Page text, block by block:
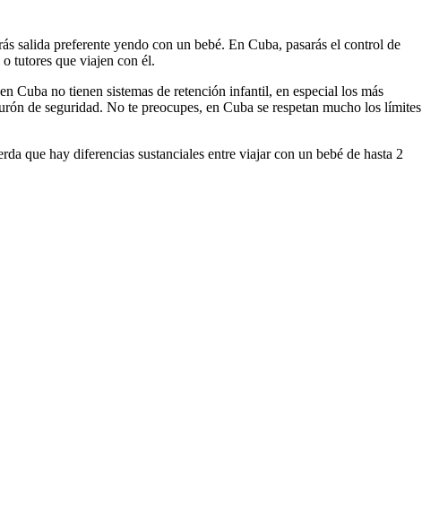
salida preferente yendo con un bebé. En Cuba, pasarás el control de
tutores que viajen con él.
Cuba no tienen sistemas de retención infantil, en especial los más
de seguridad. No te preocupes, en Cuba se respetan mucho los límites
que hay diferencias sustanciales entre viajar con un bebé de hasta 2